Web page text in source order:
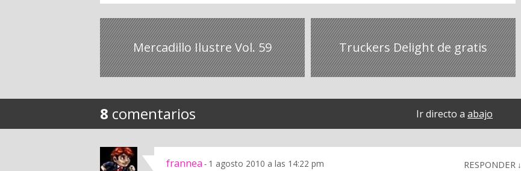
Mercadillo Ilustre Vol. 59 Truckers Delight de gratis
8 comentarios Ir directo a abajo
frannea - 1 agosto 2010 a las 14:22 pm RESPONDER ↓